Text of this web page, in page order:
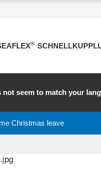
®
not seem to match your
Christmas leave